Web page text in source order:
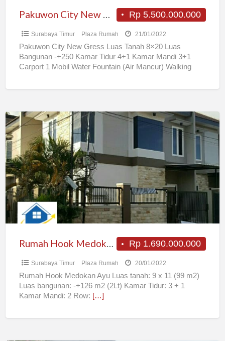
Rp 5.500.000.000
Pakuwon City New Gress
Surabaya Timur Plaza Rumah 21/01/2022
Pakuwon City New Gress Luas Tanah 8×20 Luas
Bangunan -+250 Kamar Tidur 4+1 Kamar Mandi 3+1
Carport 1 Mobil Water Fountain (Air Mancur) Walking
Rumah
Hook
Medokan
Ayu
Rp 1.690.000.000
Rumah Hook Medokan Ayu
Surabaya Timur Plaza Rumah 20/01/2022
Rumah Hook Medokan Ayu Luas tanah: 9 x 11 (99 m2)
Luas bangunan: -+126 m2 (2Lt) Kamar Tidur: 3 + 1
Kamar Mandi: 2 Row: […]